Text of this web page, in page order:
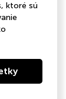
nad týmto
ktoré sú